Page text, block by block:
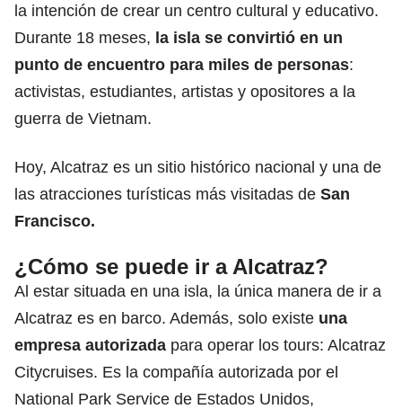
la intención de crear un centro cultural y educativo.
Durante 18 meses, la isla se convirtió en un
punto de encuentro para miles de personas:
activistas, estudiantes, artistas y opositores a la
guerra de Vietnam.
Hoy, Alcatraz es un sitio histórico nacional y una de
las atracciones turísticas más visitadas de San
Francisco.
¿Cómo se puede ir a Alcatraz?
Al estar situada en una isla, la única manera de ir a
Alcatraz es en barco. Además, solo existe una
empresa autorizada para operar los tours: Alcatraz
Citycruises. Es la compañía autorizada por el
National Park Service de Estados Unidos,